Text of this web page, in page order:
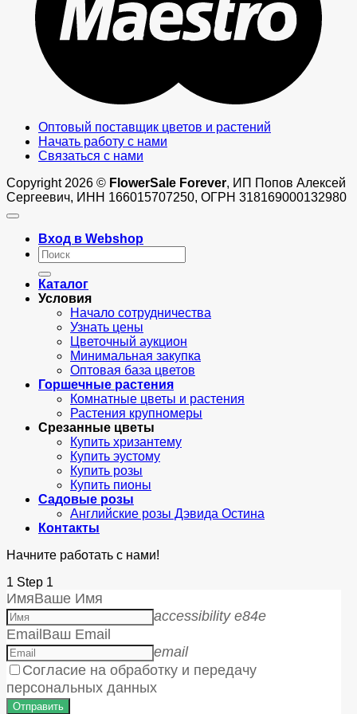
Оптовый поставщик цветов и растений
Начать работу с нами
Связаться с нами
Copyright 2026 © FlowerSale Forever, ИП Попов Алексей
Сергеевич, ИНН 166015707250, ОГРН 318169000132980
Вход в Webshop
Искать:
Каталог
Условия
Начало сотрудничества
Узнать цены
Цветочный аукцион
Минимальная закупка
Оптовая база цветов
Горшечные растения
Комнатные цветы и растения
Растения крупномеры
Срезанные цветы
Купить хризантему
Купить эустому
Купить розы
Купить пионы
Садовые розы
Английские розы Дэвида Остина
Контакты
Начните работать с нами!
1 Step 1
ИмяВаше Имя
accessibility e84e
EmailВаш Email
email
Согласие на обработку и передачу
персональных данных
Отправить